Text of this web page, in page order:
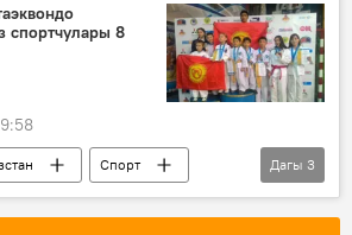
спортчулары 8
Спорт
Ысык-Көл медаль
Дагы 3